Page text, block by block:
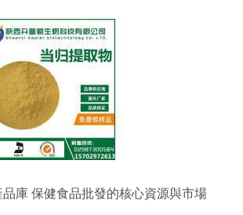
庫 保健食品批發的核心資源與市場